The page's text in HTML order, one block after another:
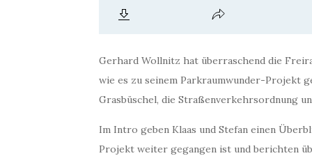
Gerhard Wollnitz hat überraschend die
wie es zu seinem Parkraumwunder-Projekt
Grasbüschel, die Straßenverkehrsordnung
Im Intro geben Klaas und Stefan einen
Projekt weiter gegangen ist und berichten